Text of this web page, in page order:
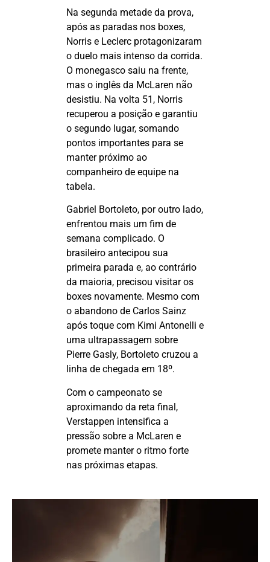
Na segunda metade da prova,
após as paradas nos boxes,
Norris e Leclerc protagonizaram
o duelo mais intenso da corrida.
O monegasco saiu na frente,
mas o inglês da McLaren não
desistiu. Na volta 51, Norris
recuperou a posição e garantiu
o segundo lugar, somando
pontos importantes para se
manter próximo ao
companheiro de equipe na
tabela.
Gabriel Bortoleto, por outro lado,
enfrentou mais um fim de
semana complicado. O
brasileiro antecipou sua
primeira parada e, ao contrário
da maioria, precisou visitar os
boxes novamente. Mesmo com
o abandono de Carlos Sainz
após toque com Kimi Antonelli e
uma ultrapassagem sobre
Pierre Gasly, Bortoleto cruzou a
linha de chegada em 18º.
Com o campeonato se
aproximando da reta final,
Verstappen intensifica a
pressão sobre a McLaren e
promete manter o ritmo forte
nas próximas etapas.